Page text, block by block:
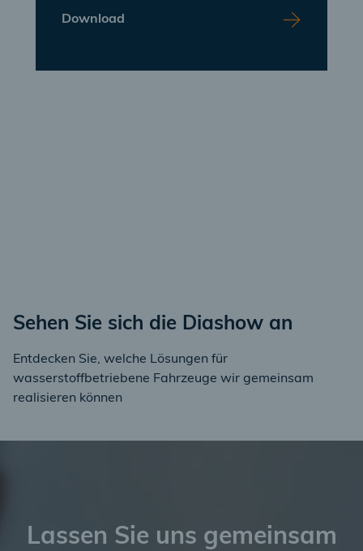
Download
Sehen Sie sich die Diashow an
Entdecken Sie, welche Lösungen für
wasserstoffbetriebene Fahrzeuge wir gemeinsam
realisieren können
Lassen Sie uns gemeinsam